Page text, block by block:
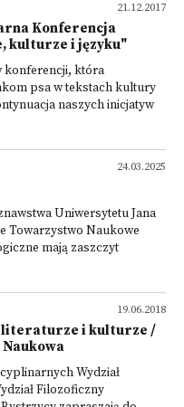
21.12.2017
Konferencja
kulturze i języku"
konferencji, która
psa w tekstach kultury
naszych inicjatyw
24.03.2025
Uniwersytetu Jana
Towarzystwo Naukowe
mają zaszczyt
19.06.2018
literaturze i kulturze /
Wydział
Filozoficzny